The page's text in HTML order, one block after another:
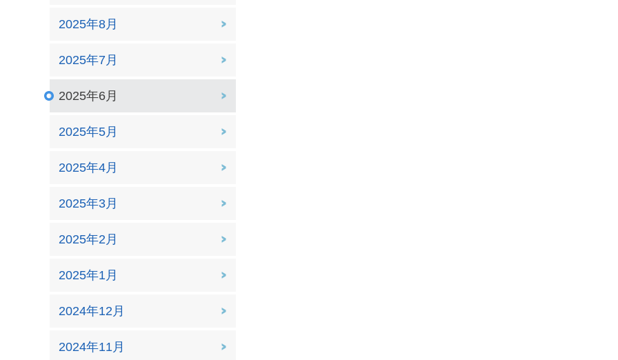
2025年8月
2025年7月
2025年6月
2025年5月
2025年4月
2025年3月
2025年2月
2025年1月
2024年12月
2024年11月